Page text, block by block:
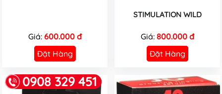
Giá: 600.000 đ
Đặt Hàng
STIMULATION WILD
Giá: 800.000 đ
Đặt Hàng
0908 329 451